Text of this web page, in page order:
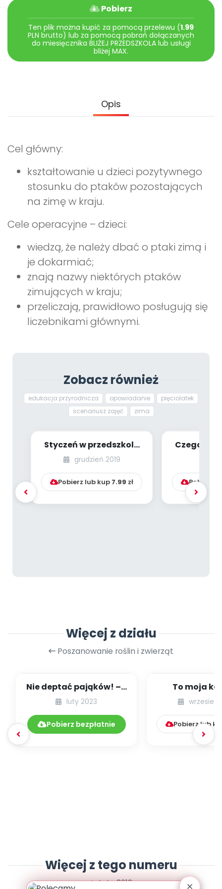
Archiwalne numery
Pomoc
Promocje
Pobierz
Ten plik można kupić za pomocą przelewu (1.99
PLN brutto) lub za pomocą pobrań dołączanych
do miesięcznika BLIŻEJ PRZEDSZKOLA lub usługi
bliżej MAX.
Opis
Cel główny:
kształtowanie u dzieci pozytywnego
stosunku do ptaków pozostających
na zimę w kraju.
Cele operacyjne – dzieci:
wiedzą, że należy dbać o ptaki zimą i
je dokarmiać;
znają nazwy niektórych ptaków
zimujących w kraju;
przeliczają, prawidłowo posługują się
liczebnikami głównymi.
Zobacz również
edukacja przyrodnicza opowiadanie
pięciolatek
scenariusz zajęć
zima
Styczeń w przedszkolu
[PBP - bank pomysłów]
grudzień 2019
Pobierz lub kup 7.99 zł
Czego
Pobierz
Więcej z działu
Poszanowanie roślin i zwierząt
Nie deptać pająków! – z
wizytą u Pana Owada
luty 2023
Pobierz bezpłatnie
To moja
wrzesień
Pobierz lub
Więcej z tego numeru
Luty 2012